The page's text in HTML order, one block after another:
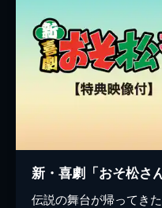
新・喜劇「おそ松さ
伝説の舞台が帰ってき